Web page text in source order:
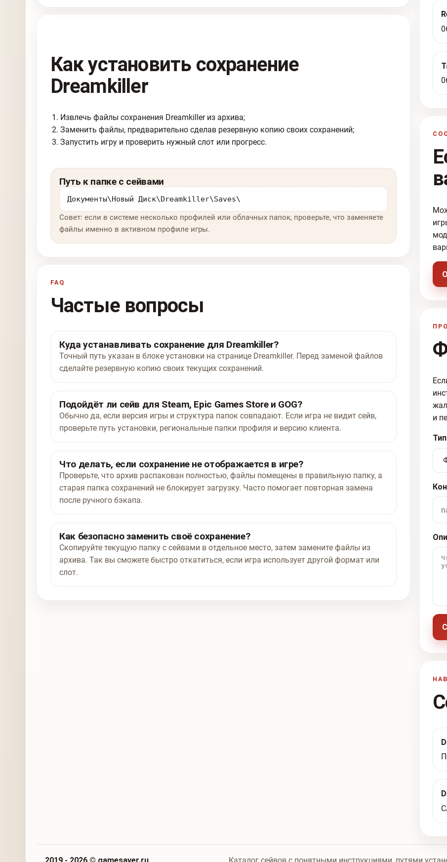
Как установить сохранение
Dreamkiller
Извлечь файлы сохранения Dreamkiller из архива;
Заменить файлы, предварительно сделав резервную копию своих сохранений;
Запустить игру и проверить нужный слот или прогресс.
Путь к папке с сейвами
Документы\Новый Диск\Dreamkiller\Saves\
Совет: если в системе несколько профилей или облачных папок, проверьте, что заменяете
файлы именно в активном профиле игры.
FAQ
Частые вопросы
Куда устанавливать сохранение для Dreamkiller?
Точный путь указан в блоке установки на странице Dreamkiller. Перед заменой файлов
сделайте резервную копию своих текущих сохранений.
Подойдёт ли сейв для Steam, Epic Games Store и GOG?
Обычно да, если версия игры и структура папок совпадают. Если игра не видит сейв,
проверьте путь установки, региональные папки профиля и версию клиента.
Что делать, если сохранение не отображается в игре?
Проверьте, что архив распакован полностью, файлы помещены в правильную папку, а
старая папка сохранений не блокирует загрузку. Часто помогает повторная замена
после ручного бэкапа.
Как безопасно заменить своё сохранение?
Скопируйте текущую папку с сейвами в отдельное место, затем замените файлы из
архива. Так вы сможете быстро откатиться, если игра использует другой формат или
слот.
и